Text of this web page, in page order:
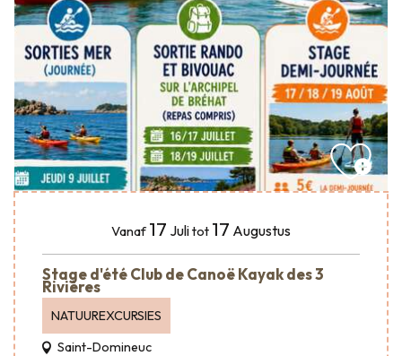
Vanaf 17 Julitot 17 Augustus
Stage d'été Club de Canoë Kayak des 3
Rivières
NATUUREXCURSIES
Saint-Domineuc